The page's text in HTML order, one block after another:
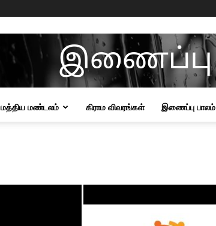
மத்திய மண்டலம் கிராம விவரங்கள் இணைப்பு பாலம்